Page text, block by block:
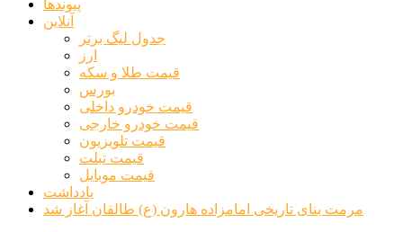
پیوندها
آنلاین
جدول لیگ برتر
ارز
قیمت طلا و سکه
بورس
قیمت خودرو داخلی
قیمت خودرو خارجی
قیمت تلویزیون
قیمت تبلت
قیمت موبایل
یادداشت
مرمت بنای تاریخی امامزاده هارون (ع) طالقان آغاز شد